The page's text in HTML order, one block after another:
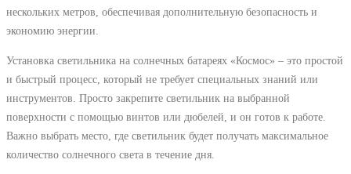
нескольких метров, обеспечивая дополнительную безопасность и
экономию энергии.
Установка светильника на солнечных батареях «Космос» – это простой
и быстрый процесс, который не требует специальных знаний или
инструментов. Просто закрепите светильник на выбранной
поверхности с помощью винтов или дюбелей, и он готов к работе.
Важно выбрать место, где светильник будет получать максимальное
количество солнечного света в течение дня.